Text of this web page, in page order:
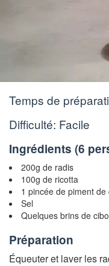
Temps de
Difficulté: Facile
Ingrédients (6
200g de radis
100g de ricotta
1 pincée de piment de
Sel
Quelques brins de
Préparation
Équeuter et laver les